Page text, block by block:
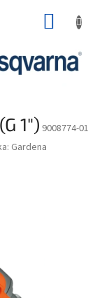
1") 9008774-01
Gardena